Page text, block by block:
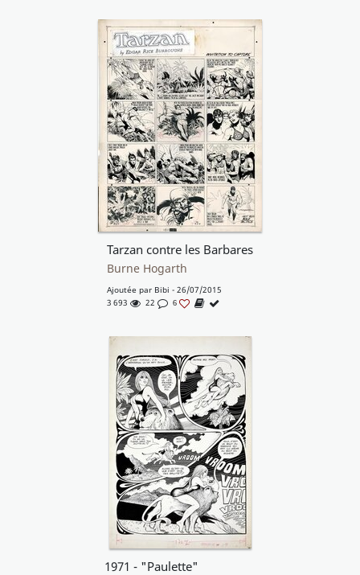
Tarzan contre les Barbares
Burne Hogarth
Ajoutée par Bibi - 26/07/2015
3 693
22 6
1971 - "Paulette"